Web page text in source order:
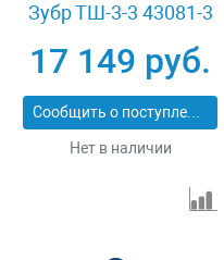
Зубр ТШ-3-3 43081-3
17 149 руб.
Сообщить о поступлении
Нет в наличии